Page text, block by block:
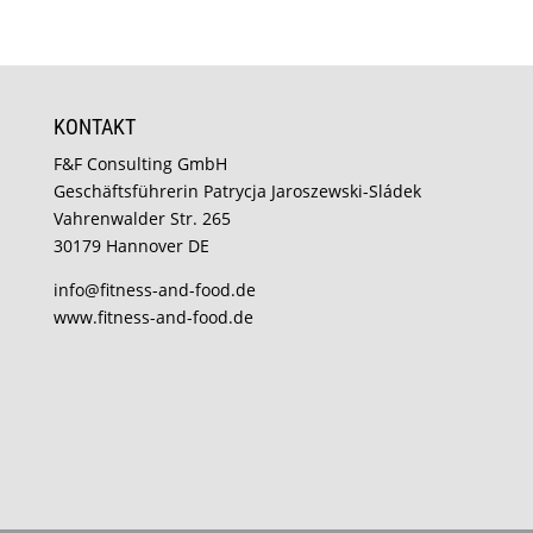
KONTAKT
F&F Consulting GmbH
Geschäftsführerin Patrycja Jaroszewski-Sládek
Vahrenwalder Str. 265
30179 Hannover DE
info@fitness-and-food.de
www.fitness-and-food.de